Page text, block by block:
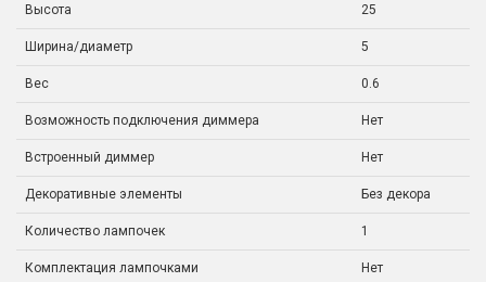
Высота 25
Ширина/диаметр 5
Вес 0.6
Возможность подключения диммера Нет
Встроенный диммер Нет
Декоративные элементы Без декора
Количество лампочек 1
Комплектация лампочками Нет